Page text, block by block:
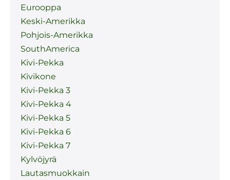
Eurooppa
Keski-Amerikka
Pohjois-Amerikka
SouthAmerica
Kivi-Pekka
Kivikone
Kivi-Pekka 3
Kivi-Pekka 4
Kivi-Pekka 5
Kivi-Pekka 6
Kivi-Pekka 7
Kylvöjyrä
Lautasmuokkain